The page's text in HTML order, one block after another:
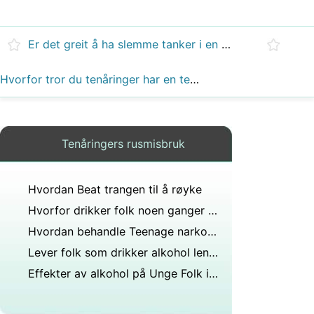
Er det greit å ha slemme tanker i en alder av 12?
Hvorfor tror du tenåringer har en tendens til å overvurdere mengden drikking som foregår blant jevnaldrende?
Tenåringers rusmisbruk
Hvordan Beat trangen til å røyke
Hvorfor drikker folk noen ganger alkohol fra en papirpose?
Hvordan behandle Teenage narkotikabruk
Lever folk som drikker alkohol lenger?
Effekter av alkohol på Unge Folk i Amerika